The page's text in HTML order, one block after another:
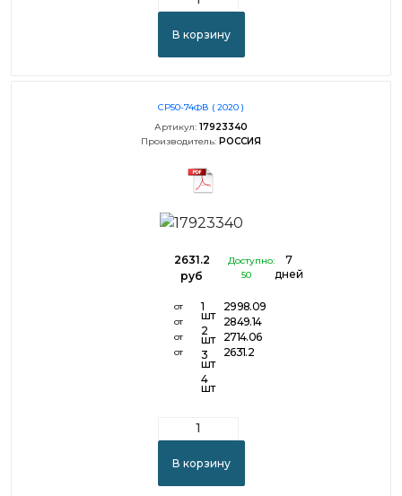
В корзину
СР50-74ФВ ( 2020 )
Артикул: 17923340
Производитель: РОССИЯ
2631.2
руб
Доступно:
50
7
дней
от
от
от
от
1
шт
2
шт
3
шт
4
шт
2998.09
2849.14
2714.06
2631.2
В корзину